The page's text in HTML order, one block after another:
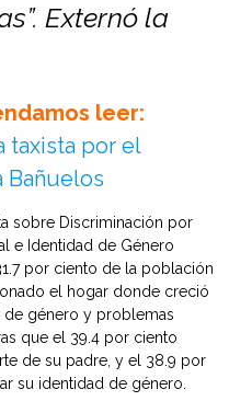
Externó la
leer:
taxista por el
Bañuelos
sobre Discriminación por
e Identidad de Género
por ciento de la población
el hogar donde creció
de género y problemas
que el 39.4 por ciento
de su padre, y el 38.9 por
su identidad de género.